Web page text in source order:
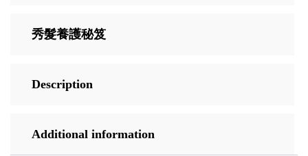
秀髮養護秘笈
Description
Additional information